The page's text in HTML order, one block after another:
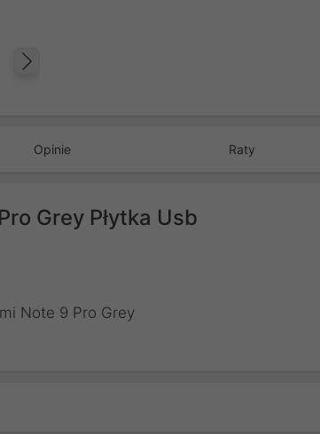
Opinie Raty
Grey Płytka Usb
Note 9 Pro Grey